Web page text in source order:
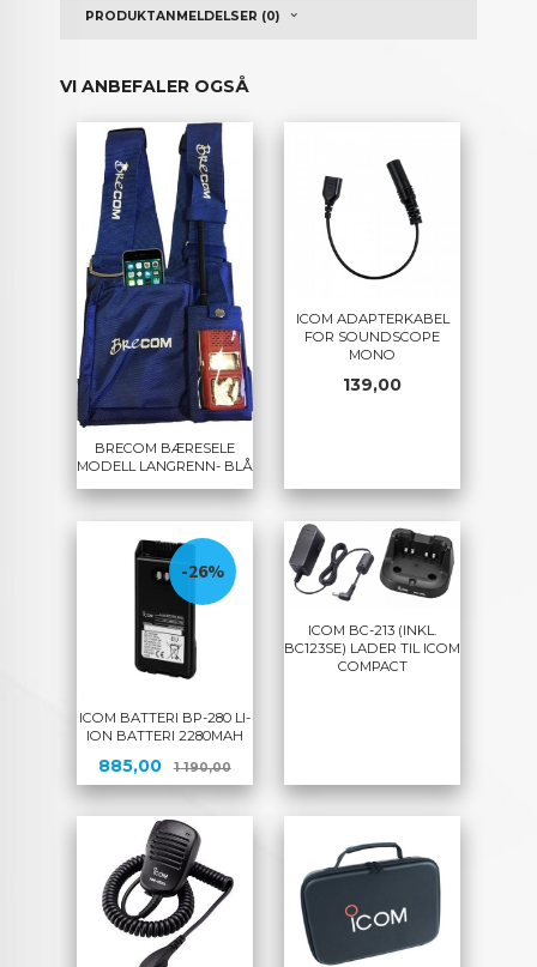
PRODUKTANMELDELSER (0)
VI ANBEFALER OGSÅ
BRECOM BÆRESELE
MODELL LANGRENN- BLÅ
ICOM ADAPTERKABEL
FOR SOUNDSCOPE
MONO
Pris
139,00
ICOM BATTERI BP-280 LI-
ION BATTERI 2280MAH
Tilbud
885,00 1 190,00Rabatt
-26%
ICOM BC-213 (INKL.
BC123SE) LADER TIL ICOM
COMPACT